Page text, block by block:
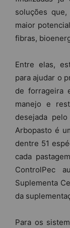
soluções
maior
fibras,
Entre elas,
para ajudar o
de forrageira
manejo e
desejada
Arbopasto é
dentre 51
cada
ControlPec
Suplementa
da
Para os